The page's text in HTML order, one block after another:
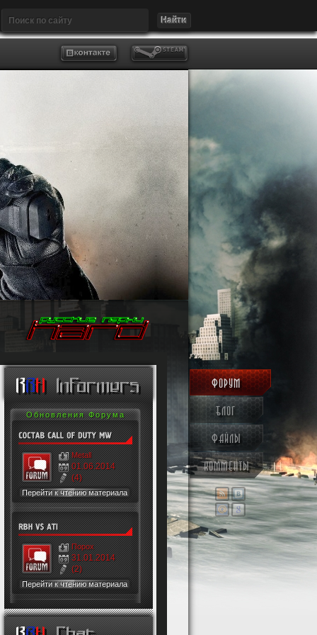
RBHInformers ФОРУМ
БЛОГ
ФАЙЛЫ
КОММЕНТЫ
Обновления Форума
Metall
01.06.2014
(4)
Перейти к чтению материала
Порох
31.01.2014
(2)
Перейти к чтению материала
Новое в Блоге